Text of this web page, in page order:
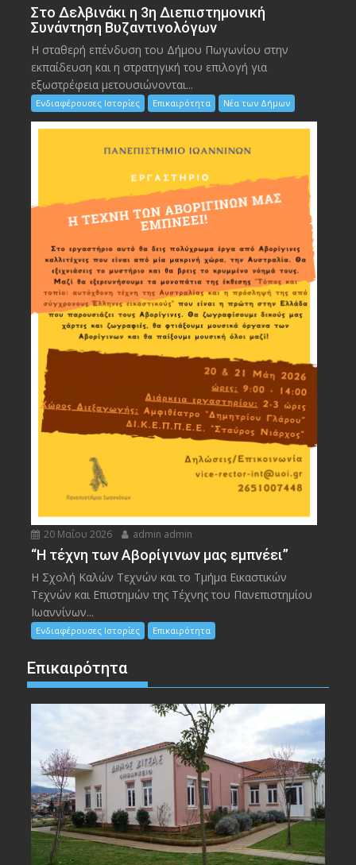
Στο Δελβινάκι η 3η Διεπιστημονική
Συνάντηση Βυζαντινολόγων
Η σταθερή επένδυση του Δήμου Πωγωνίου στην
εκπαίδευση και η στρατηγική του επιλογή για
εξωστρέφεια μετουσιώνονται...
Ενδιαφέρουσες Ιστορίες Επικαιρότητα Νέα των Δήμων
20 Μαΐου 2026 admin admin
“Η τέχνη των Αβορίγινων μας εμπνέει”
Η Σχολή Καλών Τεχνών και το Τμήμα Εικαστικών
Τεχνών και Επιστημών της Τέχνης του Πανεπιστημίου
Ιωαννίνων...
Ενδιαφέρουσες Ιστορίες Επικαιρότητα
Επικαιρότητα